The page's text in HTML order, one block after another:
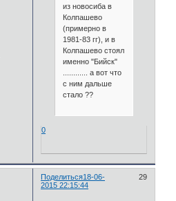
из новосиба в
Колпашево
(примерно в
1981-83 гг), и в
Колпашево стоял
именно "Бийск"
............ а вот что
с ним дальше
стало ??
0
Поделиться 29
18-06-
2015 22:15:44